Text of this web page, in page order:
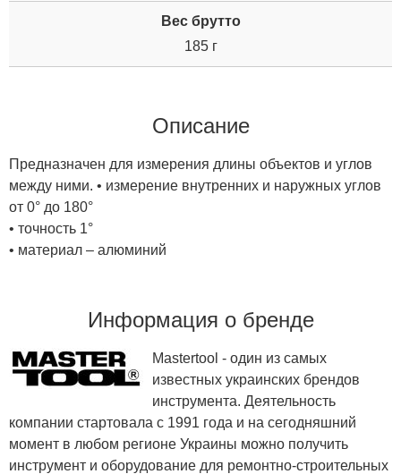
Вес брутто
185 г
Описание
Предназначен для измерения длины объектов и углов
между ними. • измерение внутренних и наружных углов
от 0° до 180°
• точность 1°
• материал – алюминий
Информация о бренде
Mastertool - один из самых
известных украинских брендов
инструмента. Деятельность
компании стартовала с 1991 года и на сегодняшний
момент в любом регионе Украины можно получить
инструмент и оборудование для ремонтно-строительных